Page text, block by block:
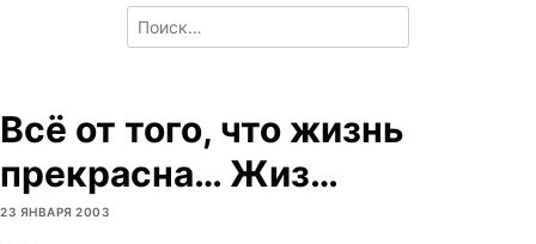
Search
for:
Всё от того, что жизнь
прекрасна… Жиз…
23 ЯНВАРЯ 2003